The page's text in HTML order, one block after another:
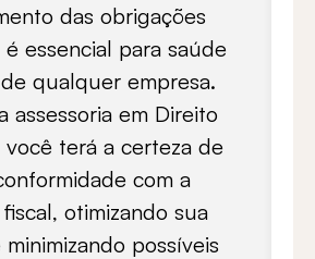
das obrigações
essencial para saúde
qualquer empresa.
assessoria em Direito
você terá a certeza de
com a
otimizando sua
possíveis